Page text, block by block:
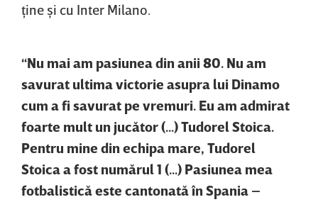
ţine şi cu Inter Milano.
“Nu mai am pasiunea din anii 80. Nu am
savurat ultima victorie asupra lui Dinamo
cum a fi savurat pe vremuri. Eu am admirat
foarte mult un jucător (...) Tudorel Stoica.
Pentru mine din echipa mare, Tudorel
Stoica a fost numărul 1 (...) Pasiunea mea
fotbalistică este cantonată în Spania –